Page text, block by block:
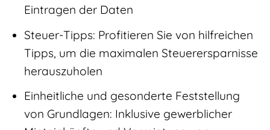
Eintragen der Daten
Steuer-Tipps: Profitieren Sie von hilfreichen
Tipps, um die maximalen Steuerersparnisse
herauszuholen
Einheitliche und gesonderte Feststellung
von Grundlagen: Inklusive gewerblicher